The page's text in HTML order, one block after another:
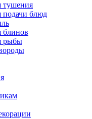
тушения
подачи блюд
блинов
рыбы